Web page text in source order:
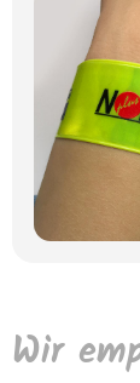
Wir